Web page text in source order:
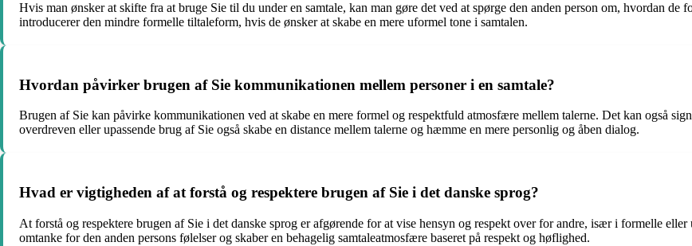
Hvis man ønsker at skifte fra at bruge Sie til du under en samtale, kan man gøre det ved at spørge den anden person om, hvordan
introducerer den mindre formelle tiltaleform, hvis de ønsker at skabe en mere uformel tone i samtalen.
Hvordan påvirker brugen af Sie kommunikationen mellem personer i en samtale?
Brugen af Sie kan påvirke kommunikationen ved at skabe en mere formel og respektfuld atmosfære mellem talerne. Det kan også
overdreven eller upassende brug af Sie også skabe en distance mellem talerne og hæmme en mere personlig og åben dialog.
Hvad er vigtigheden af at forstå og respektere brugen af Sie i det danske sprog?
At forstå og respektere brugen af Sie i det danske sprog er afgørende for at vise hensyn og respekt over for andre, især i formelle
omtanke for den anden persons følelser og skaber en behagelig samtaleatmosfære baseret på respekt og høflighed.